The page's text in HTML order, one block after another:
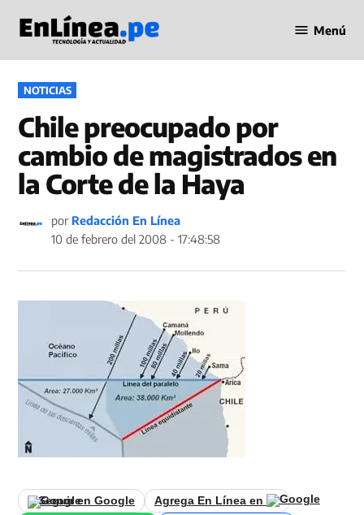
contenido
en Línea
Menú
PUBLICADO
EN
NOTICIAS
Chile preocupado por
cambio de magistrados en
la Corte de la Haya
por Redacción En Línea
10 de febrero del 2008 - 17:48:58
Seguir en Google
Agrega En Línea en